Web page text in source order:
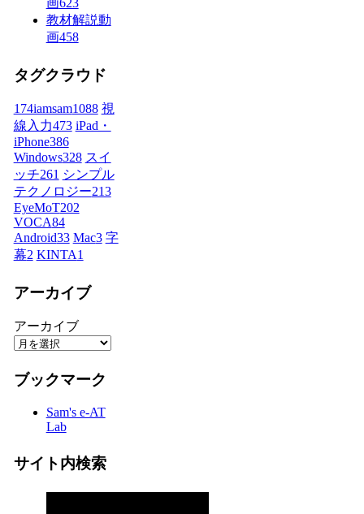
画623
教材解説動
画458
タグクラウド
174iamsam1088 視
線入力473 iPad・
iPhone386
Windows328 スイ
ッチ261 シンプル
テクノロジー213
EyeMoT202
VOCA84
Android33 Mac3 字
幕2 KINTA1
アーカイブ
アーカイブ
ブックマーク
Sam's e-AT
Lab
サイト内検索